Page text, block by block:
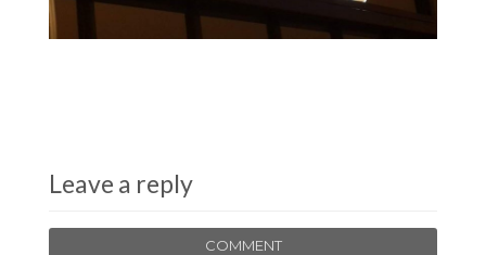
Leave a reply
COMMENT